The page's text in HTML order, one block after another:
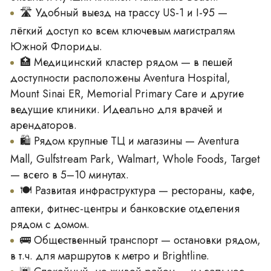
🛁 Ванные комнаты
Душевые кабины без рамы
Отделка итальянским керамогранитом
Цельные раковины и столешницы
Стильная латунная фурнитура
🌟 Инфраструктура — более 2800 м² удобств
Современный спортзал 280 м² ("Sweat Room")
Велнес-центр: сауны, парные, холодные купели
Бассейн с эффектом «чистой кромки» и 2
гидромассажные ванны
Частные кабаны и шезлонги у бассейна
Зоны для барбекю (общие и частные)
Зеленая лужайка, столы для пинг-понга,
песочница
Коворкинг с отдельной переговорной
Медиа-комната и студия контента
🛣 Удобный выезд на трассу US-1 и I-95 —
лёгкий доступ ко всем ключевым магистралям
Южной Флориды.
🏥 Медицинский кластер рядом — в пешей
доступности расположены Aventura Hospital,
Mount Sinai ER, Memorial Primary Care и другие
ведущие клиники. Идеально для врачей и
арендаторов.
🛍 Рядом крупные ТЦ и магазины — Aventura
Mall, Gulfstream Park, Walmart, Whole Foods, Target
— всего в 5–10 минутах.
🍽 Развитая инфраструктура — рестораны, кафе,
аптеки, фитнес-центры и банковские отделения
рядом с домом.
🚌 Общественный транспорт — остановки рядом,
в т.ч. для маршрутов к метро и Brightline.